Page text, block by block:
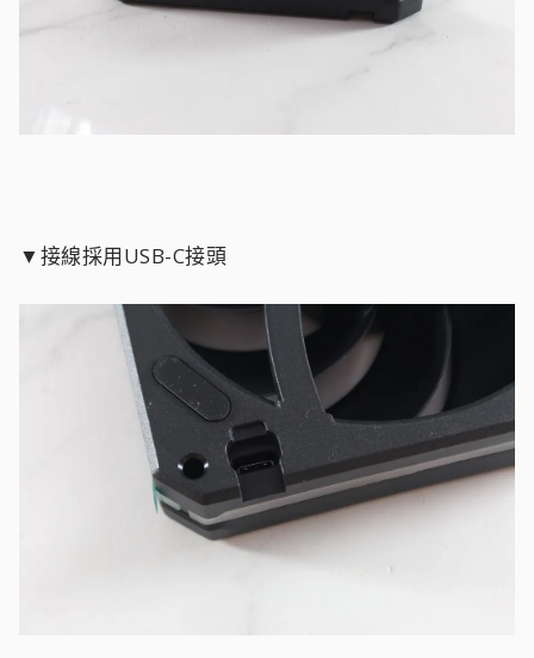
▼接線採用USB-C接頭